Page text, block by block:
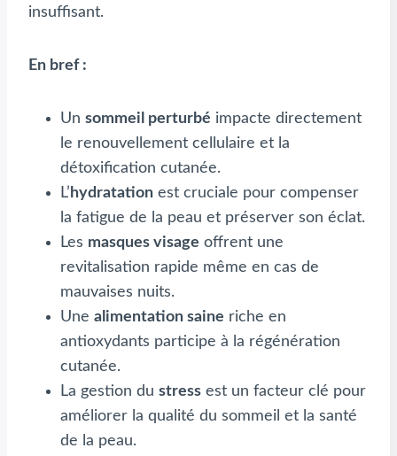
insuffisant.
En bref :
Un sommeil perturbé impacte directement
le renouvellement cellulaire et la
détoxification cutanée.
L’ hydratation est cruciale pour compenser
la fatigue de la peau et préserver son éclat.
Les masques visage offrent une
revitalisation rapide même en cas de
mauvaises nuits.
Une alimentation saine riche en
antioxydants participe à la régénération
cutanée.
La gestion du stress est un facteur clé pour
améliorer la qualité du sommeil et la santé
de la peau.